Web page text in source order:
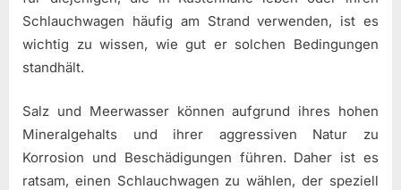
Schlauchwagen häufig am Strand verwenden, ist es
wichtig zu wissen, wie gut er solchen Bedingungen
standhält.
Salz und Meerwasser können aufgrund ihres hohen
Mineralgehalts und ihrer aggressiven Natur zu
Korrosion und Beschädigungen führen. Daher ist es
ratsam, einen Schlauchwagen zu wählen, der speziell